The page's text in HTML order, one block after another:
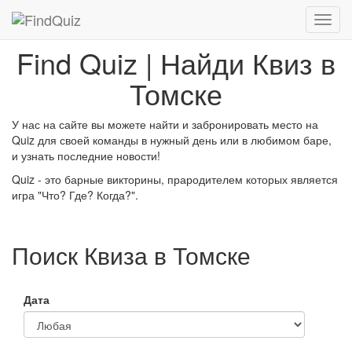
Find Quiz | Найди Квиз в
Томске
У нас на сайте вы можете найти и забронировать место на
Quiz для своей команды в нужный день или в любимом баре,
и узнать последние новости!
Quiz - это барные викторины, прародителем которых является
игра "Что? Где? Когда?".
Поиск Квиза в Томске
Дата